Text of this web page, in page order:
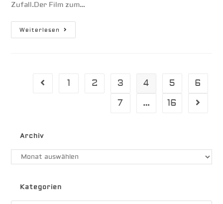
Zufall.Der Film zum…
Weiterlesen Südseeatoll
Raroia
Gehe zur vorherigen Seite
1 2 3 4 5
6
7
… 16 Gehe
Archiv
Archiv
Kategorien